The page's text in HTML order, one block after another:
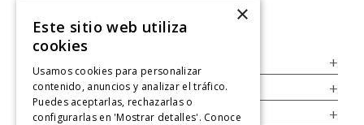
+
Legal +
Cuenta +
×
Este sitio web utiliza
cookies
Usamos cookies para personalizar
contenido, anuncios y analizar el tráfico.
Puedes aceptarlas, rechazarlas o
configurarlas en 'Mostrar detalles'. Conoce